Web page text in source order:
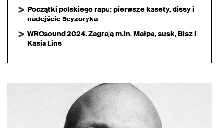
Początki polskiego rapu: pierwsze kasety, dissy i
nadejście Scyzoryka
WROsound 2024. Zagrają m.in. Małpa, susk, Bisz i
Kasia Lins